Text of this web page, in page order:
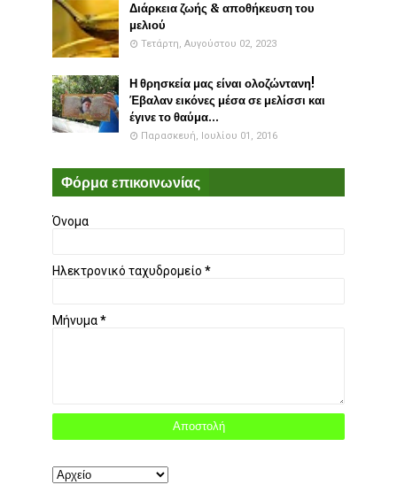
Διάρκεια ζωής & αποθήκευση του
μελιού
Τετάρτη, Αυγούστου 02, 2023
Η θρησκεία μας είναι ολοζώντανη!
Έβαλαν εικόνες μέσα σε μελίσσι και
έγινε το θαύμα...
Παρασκευή, Ιουλίου 01, 2016
Φόρμα επικοινωνίας
Όνομα
Ηλεκτρονικό ταχυδρομείο *
Μήνυμα*